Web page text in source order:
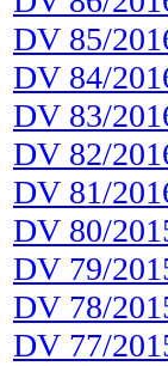
DV 85/
DV 84/
DV 83/
DV 82/
DV 81/
DV 80/
DV 79/
DV 78/
DV 77/